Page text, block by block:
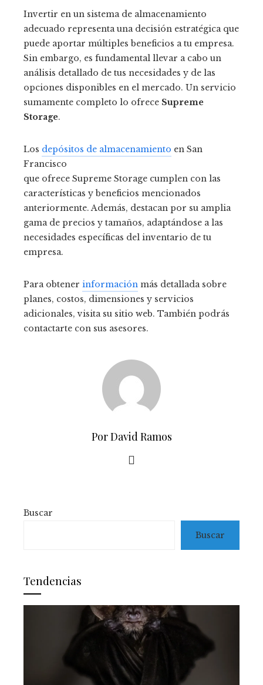
Invertir en un sistema de almacenamiento
adecuado representa una decisión estratégica que
puede aportar múltiples beneficios a tu empresa.
Sin embargo, es fundamental llevar a cabo un
análisis detallado de tus necesidades y de las
opciones disponibles en el mercado. Un servicio
sumamente completo lo ofrece Supreme
Storage.
Los depósitos de almacenamiento en San
Francisco
que ofrece Supreme Storage cumplen con las
características y beneficios mencionados
anteriormente. Además, destacan por su amplia
gama de precios y tamaños, adaptándose a las
necesidades específicas del inventario de tu
empresa.
Para obtener información más detallada sobre
planes, costos, dimensiones y servicios
adicionales, visita su sitio web. También podrás
contactarte con sus asesores.
Por David Ramos
Buscar
Buscar
Tendencias